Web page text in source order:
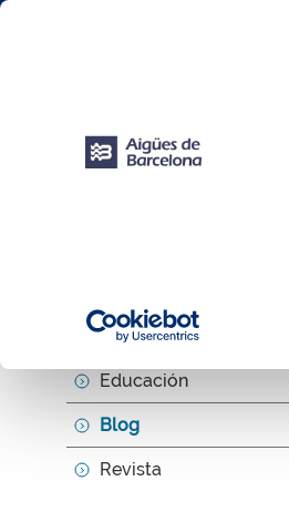
Agenda
Educación
Blog
Revista